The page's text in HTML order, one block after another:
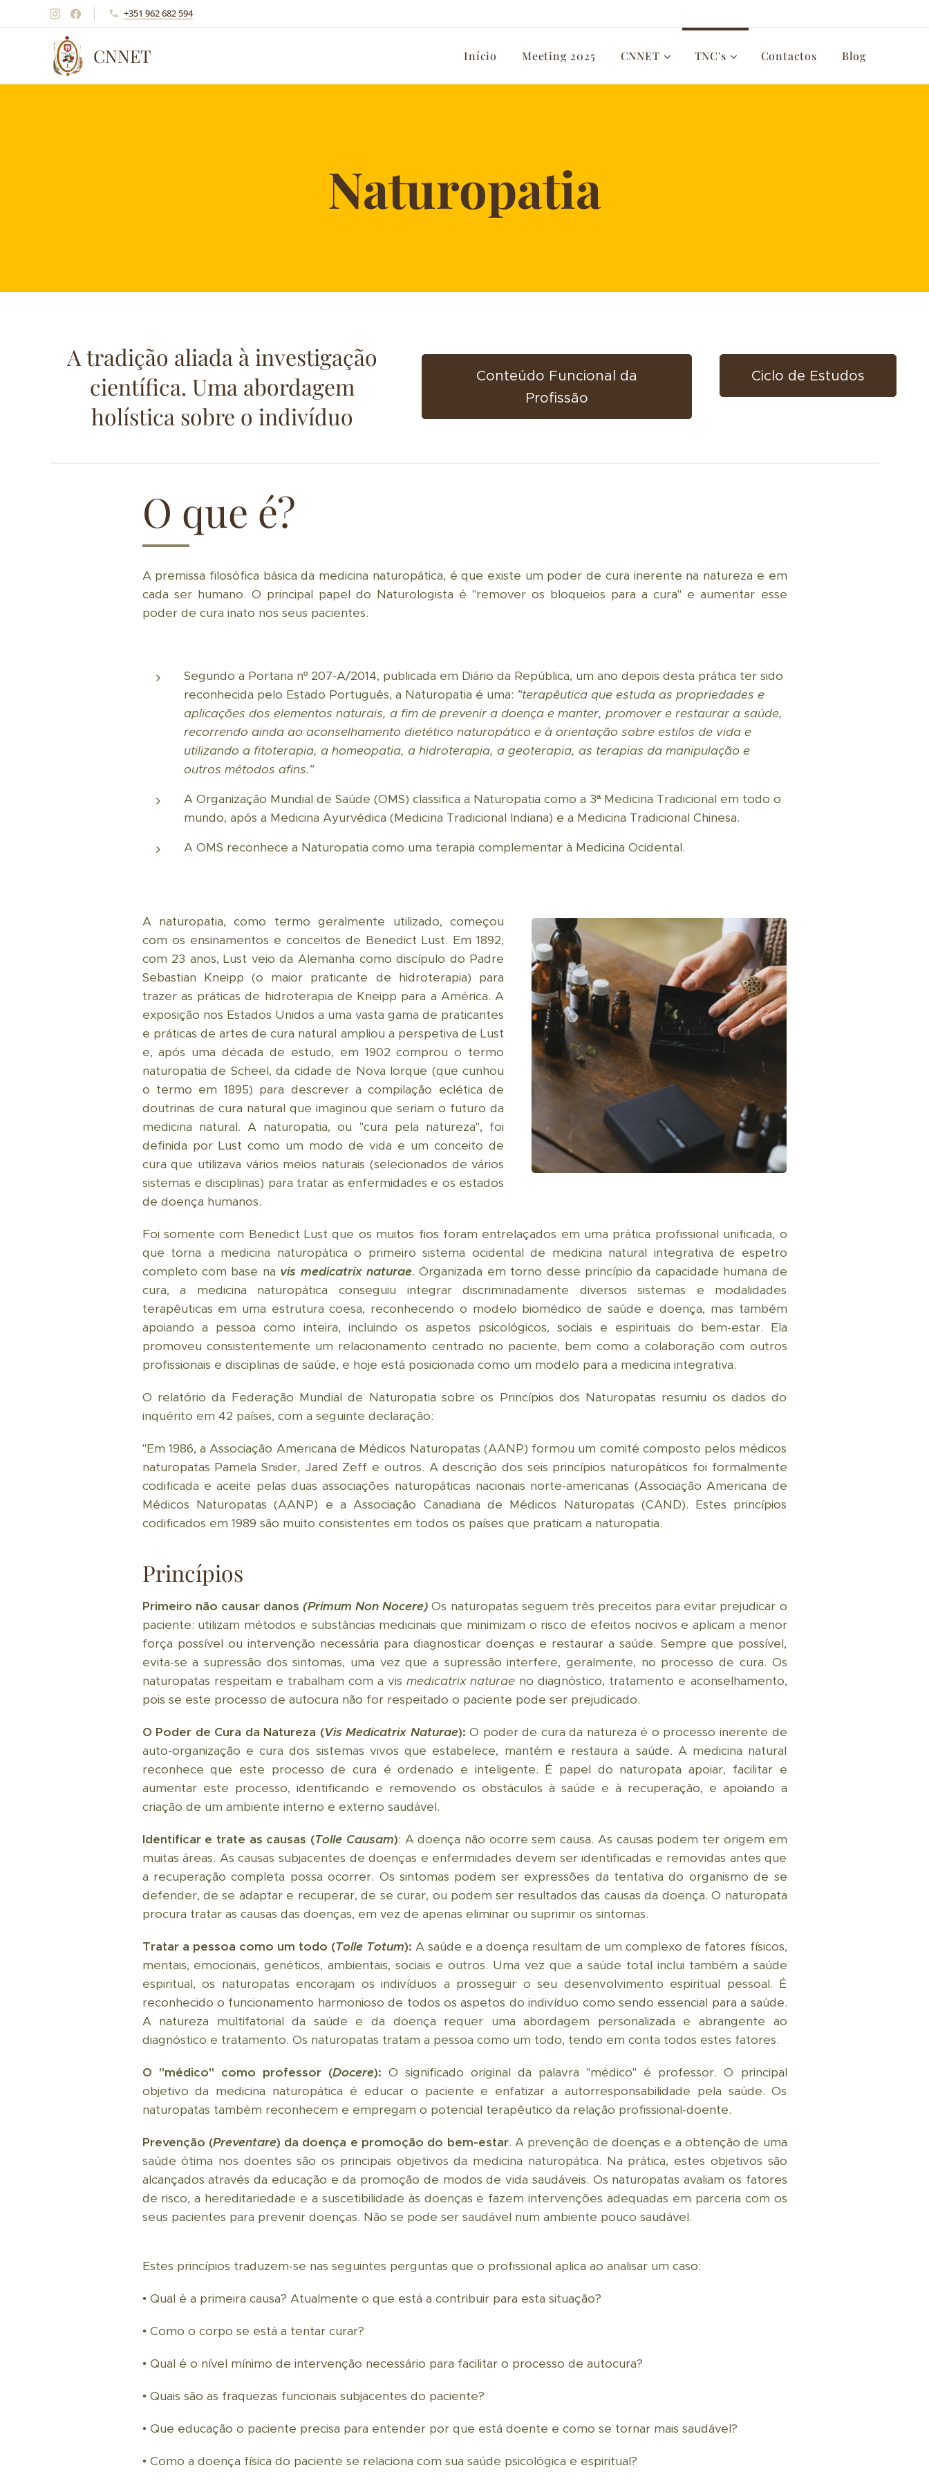
+351 962 682 594
CNNET Início Meeting 2025 CNNET TNC's Contactos Blog
Naturopatia
A tradição aliada à investigação
científica. Uma abordagem
holística sobre o indivíduo
Conteúdo Funcional da
Profissão
Ciclo de Estudos
O que é?
A premissa filosófica básica da medicina naturopática, é que existe um poder de cura inerente na natureza e em
cada ser humano. O principal papel do Naturologista é "remover os bloqueios para a cura" e aumentar esse
poder de cura inato nos seus pacientes.
Segundo a Portaria nº 207-A/2014, publicada em Diário da República, um ano depois desta prática ter sido
reconhecida pelo Estado Português, a Naturopatia é uma: "terapêutica que estuda as propriedades e
aplicações dos elementos naturais, a fim de prevenir a doença e manter, promover e restaurar a saúde,
recorrendo ainda ao aconselhamento dietético naturopático e à orientação sobre estilos de vida e
utilizando a fitoterapia, a homeopatia, a hidroterapia, a geoterapia, as terapias da manipulação e
outros métodos afins."
A Organização Mundial de Saúde (OMS) classifica a Naturopatia como a 3ª Medicina Tradicional em todo o
mundo, após a Medicina Ayurvédica (Medicina Tradicional Indiana) e a Medicina Tradicional Chinesa.
A OMS reconhece a Naturopatia como uma terapia complementar à Medicina Ocidental.
A naturopatia, como termo geralmente utilizado, começou
com os ensinamentos e conceitos de Benedict Lust. Em 1892,
com 23 anos, Lust veio da Alemanha como discípulo do Padre
Sebastian Kneipp (o maior praticante de hidroterapia) para
trazer as práticas de hidroterapia de Kneipp para a América. A
exposição nos Estados Unidos a uma vasta gama de praticantes
e práticas de artes de cura natural ampliou a perspetiva de Lust
e, após uma década de estudo, em 1902 comprou o termo
naturopatia de Scheel, da cidade de Nova Iorque (que cunhou
o termo em 1895) para descrever a compilação eclética de
doutrinas de cura natural que imaginou que seriam o futuro da
medicina natural. A naturopatia, ou "cura pela natureza", foi
definida por Lust como um modo de vida e um conceito de
cura que utilizava vários meios naturais (selecionados de vários
sistemas e disciplinas) para tratar as enfermidades e os estados
de doença humanos.
Foi somente com Benedict Lust que os muitos fios foram entrelaçados em uma prática profissional unificada, o
que torna a medicina naturopática o primeiro sistema ocidental de medicina natural integrativa de espetro
completo com base na vis medicatrix naturae. Organizada em torno desse princípio da capacidade humana de
cura, a medicina naturopática conseguiu integrar discriminadamente diversos sistemas e modalidades
terapêuticas em uma estrutura coesa, reconhecendo o modelo biomédico de saúde e doença, mas também
apoiando a pessoa como inteira, incluindo os aspetos psicológicos, sociais e espirituais do bem-estar. Ela
promoveu consistentemente um relacionamento centrado no paciente, bem como a colaboração com outros
profissionais e disciplinas de saúde, e hoje está posicionada como um modelo para a medicina integrativa.
O relatório da Federação Mundial de Naturopatia sobre os Princípios dos Naturopatas resumiu os dados do
inquérito em 42 países, com a seguinte declaração:
"Em 1986, a Associação Americana de Médicos Naturopatas (AANP) formou um comité composto pelos médicos
naturopatas Pamela Snider, Jared Zeff e outros. A descrição dos seis princípios naturopáticos foi formalmente
codificada e aceite pelas duas associações naturopáticas nacionais norte-americanas (Associação Americana de
Médicos Naturopatas (AANP) e a Associação Canadiana de Médicos Naturopatas (CAND). Estes princípios
codificados em 1989 são muito consistentes em todos os países que praticam a naturopatia.
Princípios
Primeiro não causar danos(Primum Non Nocere) Os naturopatas seguem três preceitos para evitar prejudicar o
paciente: utilizam métodos e substâncias medicinais que minimizam o risco de efeitos nocivos e aplicam a menor
força possível ou intervenção necessária para diagnosticar doenças e restaurar a saúde. Sempre que possível,
evita-se a supressão dos sintomas, uma vez que a supressão interfere, geralmente, no processo de cura. Os
naturopatas respeitam e trabalham com a vismedicatrix naturae no diagnóstico, tratamento e aconselhamento,
pois se este processo de autocura não for respeitado o paciente pode ser prejudicado.
O Poder de Cura da Natureza (Vis Medicatrix Naturae): O poder de cura da natureza é o processo inerente de
auto-organização e cura dos sistemas vivos que estabelece, mantém e restaura a saúde. A medicina natural
reconhece que este processo de cura é ordenado e inteligente. É papel do naturopata apoiar, facilitar e
aumentar este processo, identificando e removendo os obstáculos à saúde e à recuperação, e apoiando a
criação de um ambiente interno e externo saudável.
Identificar e trate as causas (Tolle Causam): A doença não ocorre sem causa. As causas podem ter origem em
muitas áreas. As causas subjacentes de doenças e enfermidades devem ser identificadas e removidas antes que
a recuperação completa possa ocorrer. Os sintomas podem ser expressões da tentativa do organismo de se
defender, de se adaptar e recuperar, de se curar, ou podem ser resultados das causas da doença. O naturopata
procura tratar as causas das doenças, em vez de apenas eliminar ou suprimir os sintomas.
Tratar a pessoa como um todo (Tolle Totum): A saúde e a doença resultam de um complexo de fatores físicos,
mentais, emocionais, genéticos, ambientais, sociais e outros. Uma vez que a saúde total inclui também a saúde
espiritual, os naturopatas encorajam os indivíduos a prosseguir o seu desenvolvimento espiritual pessoal. É
reconhecido o funcionamento harmonioso de todos os aspetos do indivíduo como sendo essencial para a saúde.
A natureza multifatorial da saúde e da doença requer uma abordagem personalizada e abrangente ao
diagnóstico e tratamento. Os naturopatas tratam a pessoa como um todo, tendo em conta todos estes fatores.
O "médico" como professor (Docere): O significado original da palavra "médico" é professor. O principal
objetivo da medicina naturopática é educar o paciente e enfatizar a autorresponsabilidade pela saúde. Os
naturopatas também reconhecem e empregam o potencial terapêutico da relação profissional-doente.
Prevenção (Preventare) da doença e promoção do bem-estar. A prevenção de doenças e a obtenção de uma
saúde ótima nos doentes são os principais objetivos da medicina naturopática. Na prática, estes objetivos são
alcançados através da educação e da promoção de modos de vida saudáveis. Os naturopatas avaliam os fatores
de risco, a hereditariedade e a suscetibilidade às doenças e fazem intervenções adequadas em parceria com os
seus pacientes para prevenir doenças. Não se pode ser saudável num ambiente pouco saudável.
Estes princípios traduzem-se nas seguintes perguntas que o profissional aplica ao analisar um caso:
• Qual é a primeira causa? Atualmente o que está a contribuir para esta situação?
• Como o corpo se está a tentar curar?
• Qual é o nível mínimo de intervenção necessário para facilitar o processo de autocura?
• Quais são as fraquezas funcionais subjacentes do paciente?
• Que educação o paciente precisa para entender por que está doente e como se tornar mais saudável?
• Como a doença física do paciente se relaciona com sua saúde psicológica e espiritual?